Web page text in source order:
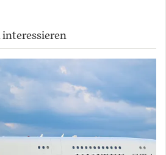
interessieren